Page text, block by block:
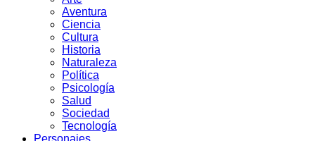
Aventura
Ciencia
Cultura
Historia
Naturaleza
Política
Psicología
Salud
Sociedad
Tecnología
Personajes